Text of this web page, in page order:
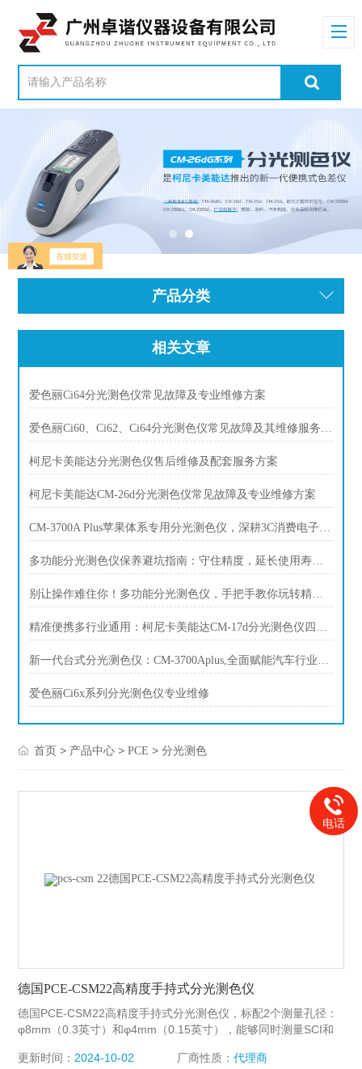
产品分类
相关文章
爱色丽Ci64分光测色仪常见故障及专业维修方案
爱色丽Ci60、Ci62、Ci64分光测色仪常见故障及其维修服务方案
柯尼卡美能达分光测色仪售后维修及配套服务方案
柯尼卡美能达CM-26d分光测色仪常见故障及专业维修方案
CM-3700A Plus苹果体系专用分光测色仪，深耕3C消费电子精准色彩管控
多功能分光测色仪保养避坑指南：守住精度，延长使用寿命的关键
别让操作难住你！多功能分光测色仪，手把手教你玩转精准测量
精准便携多行业通用：柯尼卡美能达CM-17d分光测色仪四大行业质控方案
新一代台式分光测色仪：CM-3700Aplus,全面赋能汽车行业色彩品质管控
爱色丽Ci6x系列分光测色仪专业维修
首页 > 产品中心 >PCE >分光测色
德国PCE-CSM22高精度手持式分光测色仪
德国PCE-CSM22高精度手持式分光测色仪，标配2个测量孔径：
φ8mm（0.3英寸）和φ4mm（0.15英寸），能够同时测量SCI和
（5年内大于300万次测量），同时CSM 22机身仅重600克，新机
更新时间： 2024-10-02 厂商性质： 代理商
电话